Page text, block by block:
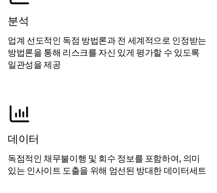
분석
업계 선도적인 독점 방법론과 전 세계적으로 인정받는
방법론을 통해 리스크를 자신 있게 평가할 수 있도록
일관성을 제공
데이터
독점적인 채무불이행 및 회수 정보를 포함하여, 의미
있는 인사이트 도출을 위해 엄선된 방대한 데이터세트